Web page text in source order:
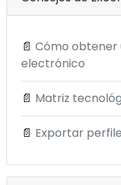
📄 Cómo obtener
electrónico
📄 Matriz
📄 Exportar